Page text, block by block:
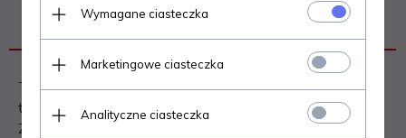
Taśma aluminiowa jednostronnie klejąca odporna na
temperaturę do 350°C.
Znajduje zastosowanie w montażu
Wymagane ciasteczka
Marketingowe ciasteczka
Analityczne ciasteczka